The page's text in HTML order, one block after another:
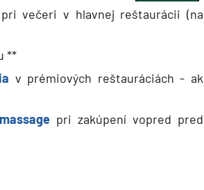
pri večeri v hlavnej reštaurácii (na
**
v prémiových reštauráciách - ak
pri zakúpení vopred pred